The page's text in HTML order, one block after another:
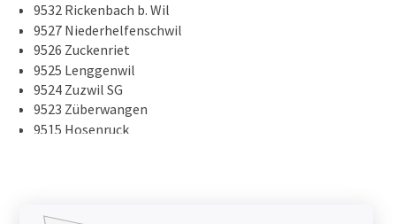
9532 Rickenbach b. Wil
9527 Niederhelfenschwil
9526 Zuckenriet
9525 Lenggenwil
9524 Zuzwil SG
9523 Züberwangen
9515 Hosenruck